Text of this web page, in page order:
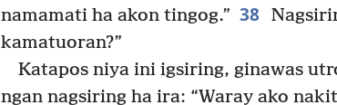
namamati ha akon tingog.” 38
kamatuoran?”
Katapos niya ini igsiring, ginawas
ngan nagsiring ha ira: “Waray ako